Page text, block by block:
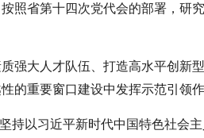
照省第十四次党代会的部署，研
强大人才队伍、打造高水平创新
的重要窗口建设中发挥示范引领
持以习近平新时代中国特色社会